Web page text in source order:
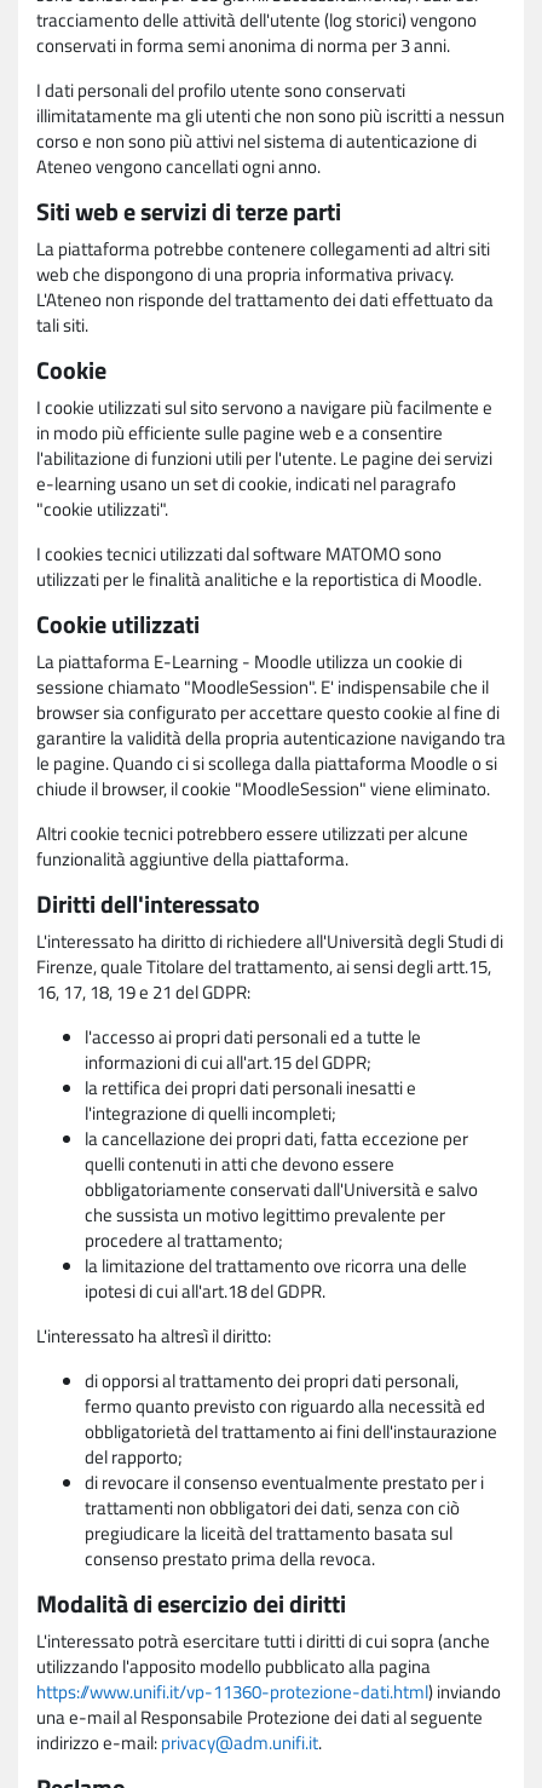
tracciamento delle attività dell'utente (log storici) vengono
conservati in forma semi anonima di norma per 3 anni.
I dati personali del profilo utente sono conservati
illimitatamente ma gli utenti che non sono più iscritti a nessun
corso e non sono più attivi nel sistema di autenticazione di
Ateneo vengono cancellati ogni anno.
Siti web e servizi di terze parti
La piattaforma potrebbe contenere collegamenti ad altri siti
web che dispongono di una propria informativa privacy.
L'Ateneo non risponde del trattamento dei dati effettuato da
tali siti.
Cookie
I cookie utilizzati sul sito servono a navigare più facilmente e
in modo più efficiente sulle pagine web e a consentire
l'abilitazione di funzioni utili per l'utente. Le pagine dei servizi
e-learning usano un set di cookie, indicati nel paragrafo
"cookie utilizzati".
I cookies tecnici utilizzati dal software MATOMO sono
utilizzati per le finalità analitiche e la reportistica di Moodle.
Cookie utilizzati
La piattaforma E-Learning - Moodle utilizza un cookie di
sessione chiamato "MoodleSession". E' indispensabile che il
browser sia configurato per accettare questo cookie al fine di
garantire la validità della propria autenticazione navigando tra
le pagine. Quando ci si scollega dalla piattaforma Moodle o si
chiude il browser, il cookie "MoodleSession" viene eliminato.
Altri cookie tecnici potrebbero essere utilizzati per alcune
funzionalità aggiuntive della piattaforma.
Diritti dell'interessato
L'interessato ha diritto di richiedere all'Università degli Studi di
Firenze, quale Titolare del trattamento, ai sensi degli artt.15,
16, 17, 18, 19 e 21 del GDPR:
l'accesso ai propri dati personali ed a tutte le
informazioni di cui all'art.15 del GDPR;
la rettifica dei propri dati personali inesatti e
l'integrazione di quelli incompleti;
la cancellazione dei propri dati, fatta eccezione per
quelli contenuti in atti che devono essere
obbligatoriamente conservati dall'Università e salvo
che sussista un motivo legittimo prevalente per
procedere al trattamento;
la limitazione del trattamento ove ricorra una delle
ipotesi di cui all'art.18 del GDPR.
L'interessato ha altresì il diritto:
di opporsi al trattamento dei propri dati personali,
fermo quanto previsto con riguardo alla necessità ed
obbligatorietà del trattamento ai fini dell'instaurazione
del rapporto;
di revocare il consenso eventualmente prestato per i
trattamenti non obbligatori dei dati, senza con ciò
pregiudicare la liceità del trattamento basata sul
consenso prestato prima della revoca.
Modalità di esercizio dei diritti
L'interessato potrà esercitare tutti i diritti di cui sopra (anche
utilizzando l'apposito modello pubblicato alla pagina
https://www.unifi.it/vp-11360-protezione-dati.html) inviando
una e-mail al Responsabile Protezione dei dati al seguente
indirizzo e-mail:privacy@adm.unifi.it.